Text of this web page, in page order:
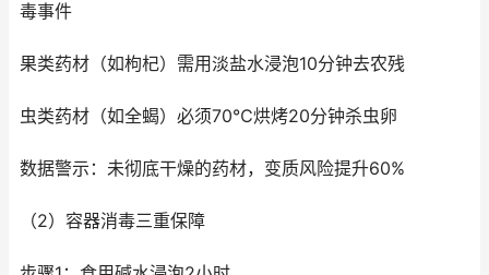
毒事件
果类药材（如枸杞）需用淡盐水浸泡10分钟去农残
虫类药材（如全蝎）必须70℃烘烤20分钟杀虫卵
数据警示：未彻底干燥的药材，变质风险提升60%
（2）容器消毒三重保障